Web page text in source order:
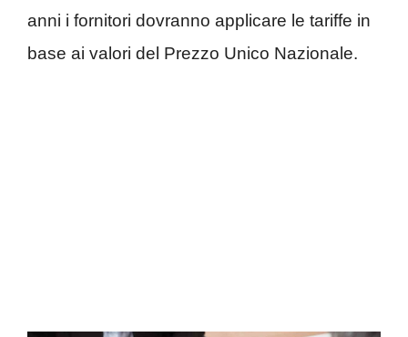
anni i fornitori dovranno applicare le tariffe in
base ai valori del Prezzo Unico Nazionale.